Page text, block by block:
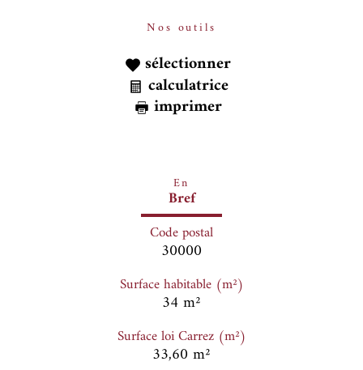
En
Bref
Code postal
30000
Surface habitable (m²)
34 m²
Surface loi Carrez (m²)
33,60 m²
Nos outils
sélectionner
calculatrice
imprimer